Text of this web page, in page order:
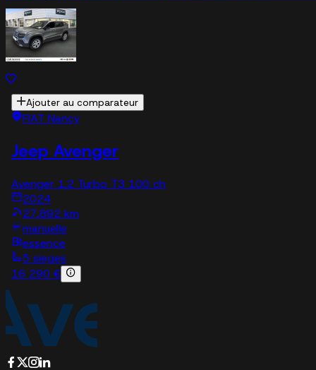
Ajouter au comparateur
FIAT Nancy
Jeep Avenger
Avenger 1.2 Turbo T3 100 ch
2024
27,892 km
manuelle
essence
5 sieges
16 290 €